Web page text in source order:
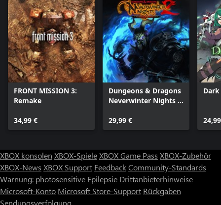
FRONT MISSION 3:
Remake
34,99 €
Dungeons & Dragons
Neverwinter Nights 2:
29,99 €
XBOX konsolen XBOX-SpieleXBOX Game Pass XBOX-Zubehör
XBOX-News XBOX Support FeedbackCommunity-Standards
Warnung: photosensitive Epilepsie Drittanbieterhinweise
Microsoft-Konto Microsoft Store-Support Rückgaben
Sendungsverfolgung